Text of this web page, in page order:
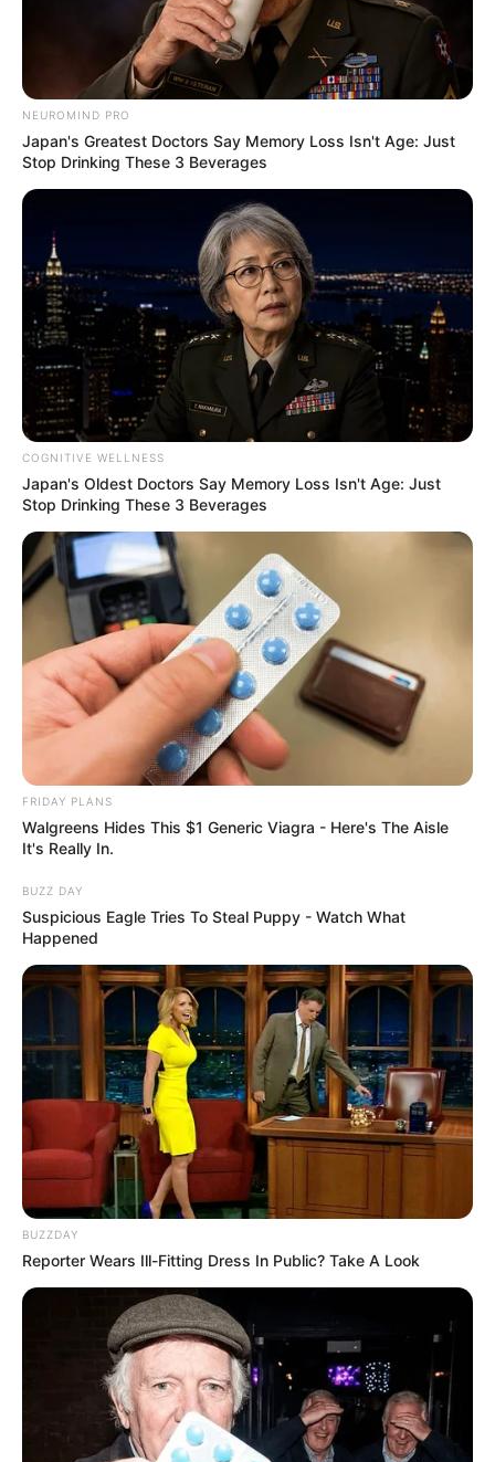
Use 5 fios de cerca de 33 centímetros de
Você pode usar a agulha de crochê ou os
dedos e inserir o grupo de fios nas alças que
fez na parte inferior dos bojos e prenda-os;
Puxe com força e repita em toda a parte
inferior.
Taylor Lynn
Inspirações de Top de crochê
NEUROMIND PRO
Japan's Greatest Doctors Say Memory Loss Isn't Age: Just
Stop Drinking These 3 Beverages
COGNITIVE WELLNESS
Japan's Oldest Doctors Say Memory Loss Isn't Age: Just
Stop Drinking These 3 Beverages
FRIDAY PLANS
Walgreens Hides This $1 Generic Viagra - Here's The Aisle
It's Really In.
BUZZ DAY
Suspicious Eagle Tries To Steal Puppy - Watch What
Happened
BUZZDAY
Reporter Wears Ill-Fitting Dress In Public? Take A Look